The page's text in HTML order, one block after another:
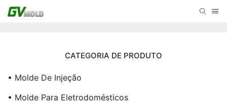
CATEGORIA DE PRODUTO
• Molde De Injeção
• Molde Para Eletrodomésticos